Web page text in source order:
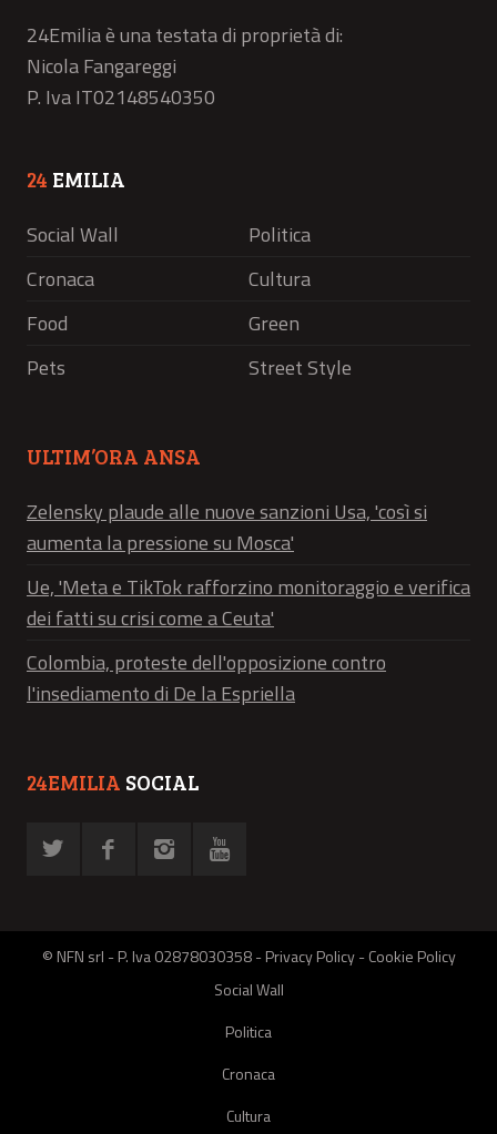
24Emilia è una testata di proprietà di:
Nicola Fangareggi
P. Iva IT02148540350
24 EMILIA
Social Wall
Politica
Cronaca
Cultura
Food
Green
Pets
Street Style
ULTIM’ORA ANSA
Zelensky plaude alle nuove sanzioni Usa, 'così si
aumenta la pressione su Mosca'
Ue, 'Meta e TikTok rafforzino monitoraggio e verifica
dei fatti su crisi come a Ceuta'
Colombia, proteste dell'opposizione contro
l'insediamento di De la Espriella
24EMILIA SOCIAL
© NFN srl - P. Iva 02878030358 -Privacy Policy-Cookie Policy
Social Wall
Politica
Cronaca
Cultura